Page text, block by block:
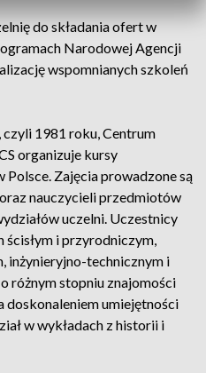
do składania ofert w
Narodowej Agencji
wspomnianych szkoleń
1981 roku, Centrum
organizuje kursy
Zajęcia prowadzone są
nauczycieli przedmiotów
uczelni. Uczestnicy
ścisłym i przyrodniczym,
inżynieryjno-technicznym i
różnym stopniu znajomości
umiejętności
w wykładach z historii i